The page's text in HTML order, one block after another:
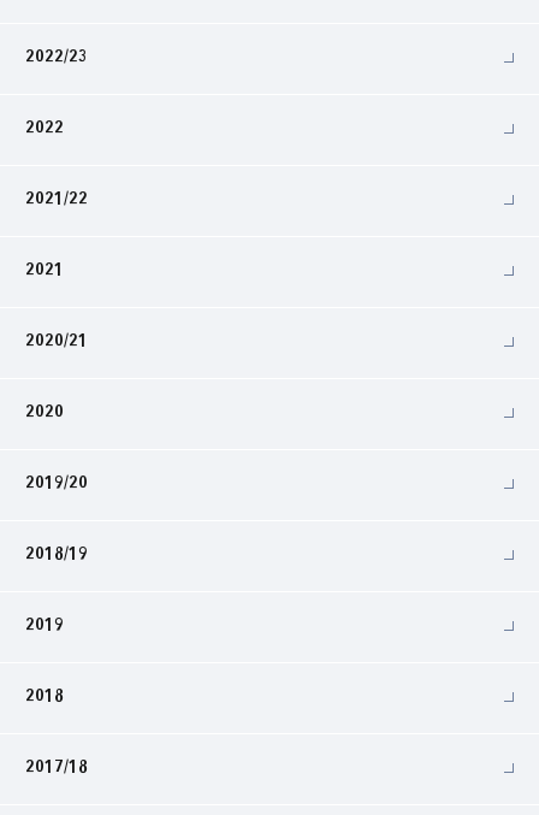
2022/23
2022
2021/22
2021
2020/21
2020
2019/20
2018/19
2019
2018
2017/18